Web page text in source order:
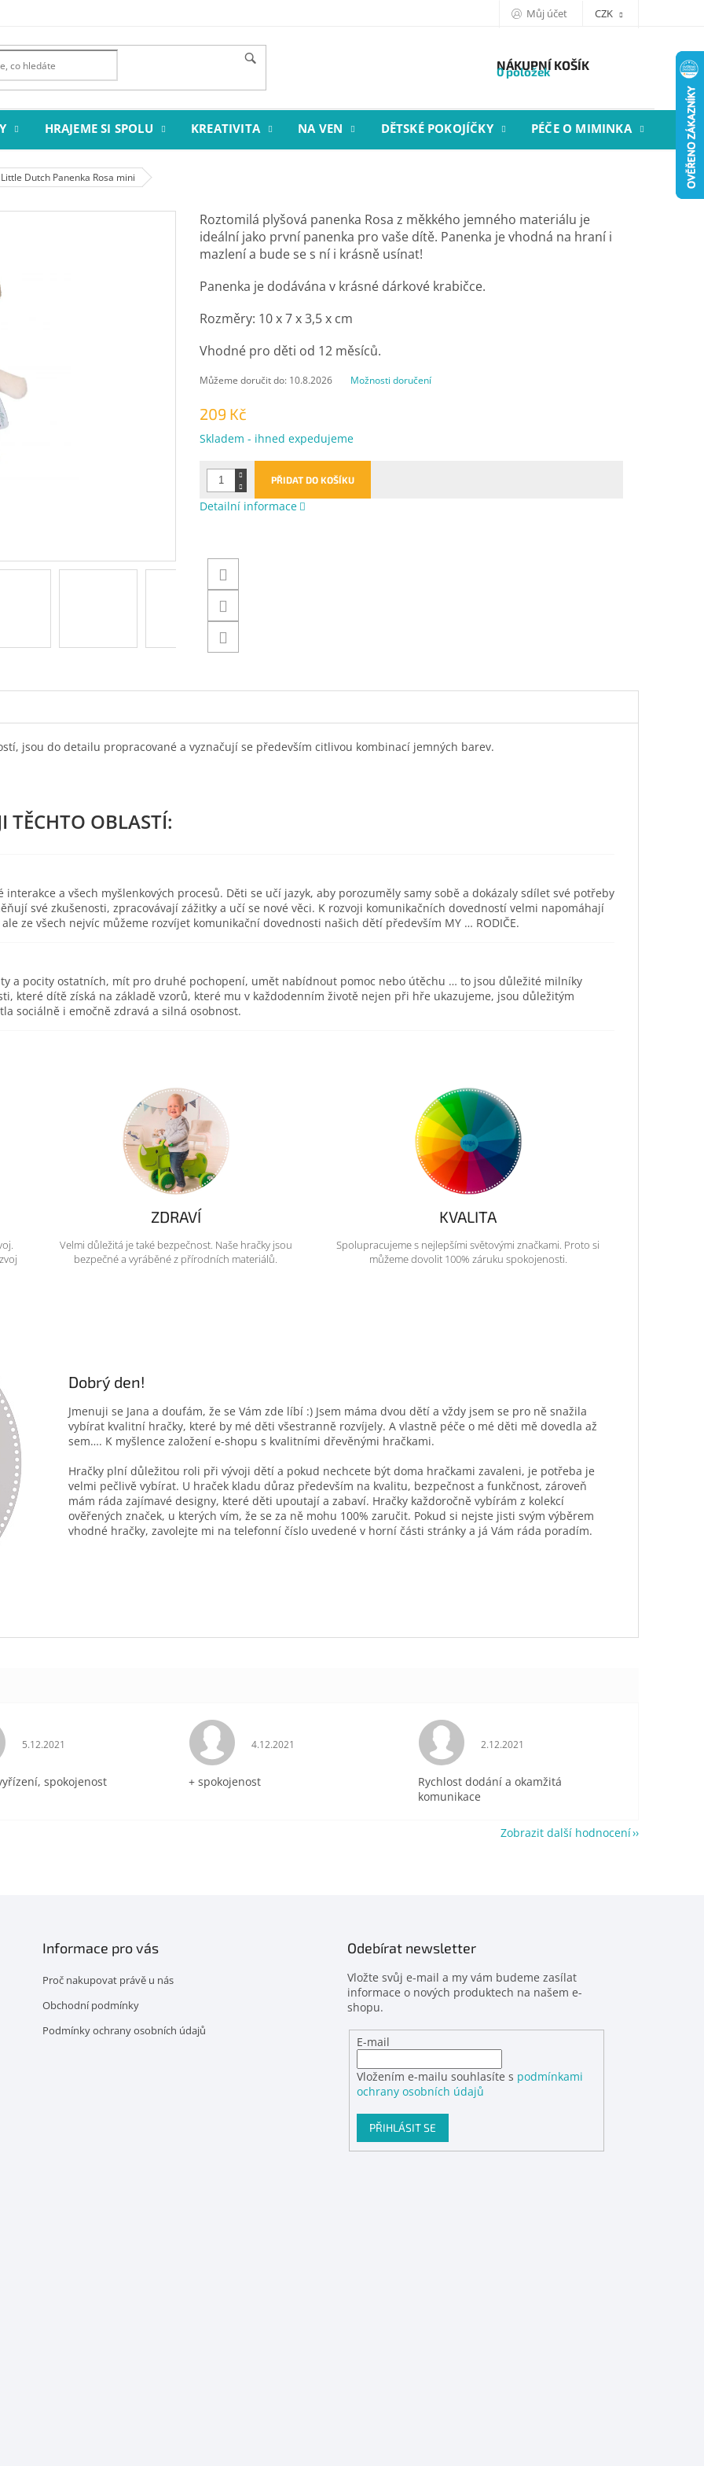
Můj účet CZK
NÁKUPNÍ KOŠÍK
0 položek
HRAJEME SI SPOLU KREATIVITA NA VEN DĚTSKÉ POKOJÍČKY PÉČE O MIMINKA
Little Dutch Panenka Rosa mini
209 Kč
Měrná
Skladem - ihned expedujeme
Můžeme doručit do: 10.8.2026 Možnosti doručení
PŘIDAT DO KOŠÍKU
Roztomilá plyšová panenka Rosa z měkkého jemného materiálu je
ideální jako první panenka pro vaše dítě. Panenka je vhodná na hraní i
mazlení a bude se s ní i krásně usínat!
Panenka je dodávána v krásné dárkové krabičce.
Rozměry: 10 x 7 x 3,5 x cm
Vhodné pro děti od 12 měsíců.
Detailní informace
jsou do detailu propracované a vyznačují se především citlivou kombinací jemných barev.
interakce a všech myšlenkových procesů. Děti se učí jazyk, aby porozuměly samy sobě a dokázaly sdílet své potřeby
své zkušenosti, zpracovávají zážitky a učí se nové věci. K rozvoji komunikačních dovedností velmi napomáhají
ze všech nejvíc můžeme rozvíjet komunikační dovednosti našich dětí především MY … RODIČE.
a pocity ostatních, mít pro druhé pochopení, umět nabídnout pomoc nebo útěchu … to jsou důležité milníky
které dítě získá na základě vzorů, které mu v každodenním životě nejen při hře ukazujeme, jsou důležitým
sociálně i emočně zdravá a silná osobnost.
ZDRAVÍ
Velmi důležitá je také bezpečnost. Naše hračky jsou
bezpečné a vyráběné z přírodních materiálů.
KVALITA
Spolupracujeme s nejlepšími světovými značkami. Proto si
můžeme dovolit 100% záruku spokojenosti.
Dobrý den!
Jmenuji se Jana a doufám, že se Vám zde líbí :) Jsem máma dvou dětí a vždy jsem se pro ně snažila
vybírat kvalitní hračky, které by mé děti všestranně rozvíjely. A vlastně péče o mé děti mě dovedla až
sem…. K myšlence založení e-shopu s kvalitními dřevěnými hračkami.
Hračky plní důležitou roli při vývoji dětí a pokud nechcete být doma hračkami zavaleni, je potřeba je
velmi pečlivě vybírat. U hraček kladu důraz především na kvalitu, bezpečnost a funkčnost, zároveň
mám ráda zajímavé designy, které děti upoutají a zabaví. Hračky každoročně vybírám z kolekcí
ověřených značek, u kterých vím, že se za ně mohu 100% zaručit. Pokud si nejste jisti svým výběrem
vhodné hračky, zavolejte mi na telefonní číslo uvedené v horní části stránky a já Vám ráda poradím.
Hodnocení obchodu je 5 z 5 hvězdiček.
5.12.2021
spokojenost
Hodnocení obchodu je 5 z 5 hvězdiček.
4.12.2021
+ spokojenost
Hodnocení obchodu je 5 z 5 hvězdiček.
2.12.2021
Rychlost dodání a okamžitá
komunikace
Zobrazit další hodnocení
Informace pro vás
Proč nakupovat právě u nás
Obchodní podmínky
Podmínky ochrany osobních údajů
Odebírat newsletter
Vložte svůj e-mail a my vám budeme zasílat
informace o nových produktech na našem e-
shopu.
E-mail
Vložením e-mailu souhlasíte s podmínkami
ochrany osobních údajů
PŘIHLÁSIT SE